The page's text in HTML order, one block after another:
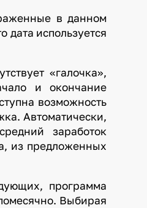
в данном
дата используется
«галочка»,
и окончание
возможность
Автоматически,
заработок
из предложенных
программа
Выбирая